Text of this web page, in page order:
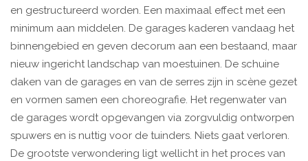
en gestructureerd worden. Een maximaal effect met een
minimum aan middelen. De garages kaderen vandaag het
binnengebied en geven decorum aan een bestaand, maar
nieuw ingericht landschap van moestuinen. De schuine
daken van de garages en van de serres zijn in scène gezet
en vormen samen een choreografie. Het regenwater van
de garages wordt opgevangen via zorgvuldig ontworpen
spuwers en is nuttig voor de tuinders. Niets gaat verloren.
De grootste verwondering ligt wellicht in het proces van